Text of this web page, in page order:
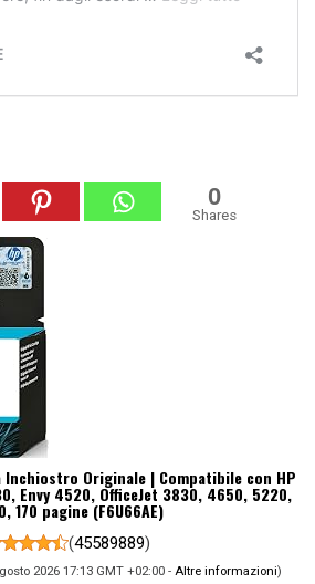
0
Shares
Inchiostro Originale | Compatibile con HP
Envy 4520, OfficeJet 3830, 4650, 5220,
170 pagine (F6U66AE)
(45589889)
2026 17:13 GMT +02:00 - Altre informazioni)